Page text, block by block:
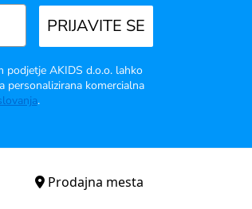
PRIJAVITE SE
podjetje AKIDS d.o.o. lahko
personalizirana komercialna
.
Prodajna mesta